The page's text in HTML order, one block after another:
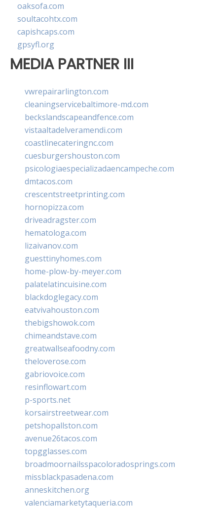
oaksofa.com
soultacohtx.com
capishcaps.com
gpsyfl.org
MEDIA PARTNER III
vwrepairarlington.com
cleaningservicebaltimore-md.com
beckslandscapeandfence.com
vistaaltadelveramendi.com
coastlinecateringnc.com
cuesburgershouston.com
psicologiaespecializadaencampeche.com
dmtacos.com
crescentstreetprinting.com
hornopizza.com
driveadragster.com
hematologa.com
lizaivanov.com
guesttinyhomes.com
home-plow-by-meyer.com
palatelatincuisine.com
blackdoglegacy.com
eatvivahouston.com
thebigshowok.com
chimeandstave.com
greatwallseafoodny.com
theloverose.com
gabriovoice.com
resinflowart.com
p-sports.net
korsairstreetwear.com
petshopallston.com
avenue26tacos.com
topgglasses.com
broadmoornailsspacoloradosprings.com
missblackpasadena.com
anneskitchen.org
valenciamarketytaqueria.com